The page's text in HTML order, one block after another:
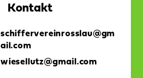
Kontakt
schiffervereinrosslau@gm
ail.com
wiesellutz@gmail.com